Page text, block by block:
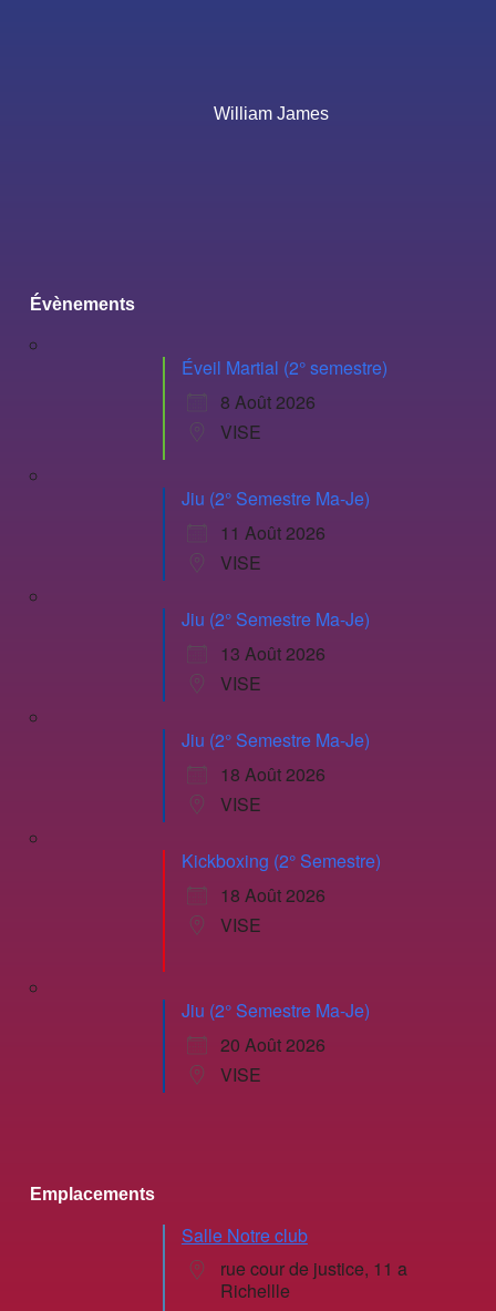
William James
Évènements
Éveil Martial (2° semestre)
8 Août 2026
VISE
Jiu (2° Semestre Ma-Je)
11 Août 2026
VISE
Jiu (2° Semestre Ma-Je)
13 Août 2026
VISE
Jiu (2° Semestre Ma-Je)
18 Août 2026
VISE
Kickboxing (2° Semestre)
18 Août 2026
VISE
Jiu (2° Semestre Ma-Je)
20 Août 2026
VISE
Emplacements
Salle Notre club
rue cour de justice, 11 a
Richellle